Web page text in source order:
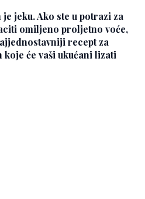
jeku. Ako ste u potrazi za
omiljeno proljetno voće,
recept za
će vaši ukućani lizati